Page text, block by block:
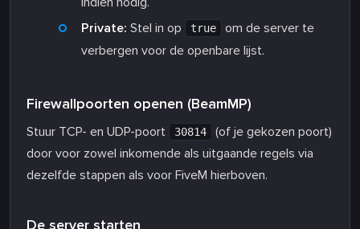
Private: Stel in op true
om de server te
verbergen voor de openbare lijst.
Firewallpoorten openen (BeamMP)
Stuur TCP- en UDP-poort 30814
(of je gekozen poort)
door voor zowel inkomende als uitgaande regels via
dezelfde stappen als voor FiveM hierboven.
De server starten